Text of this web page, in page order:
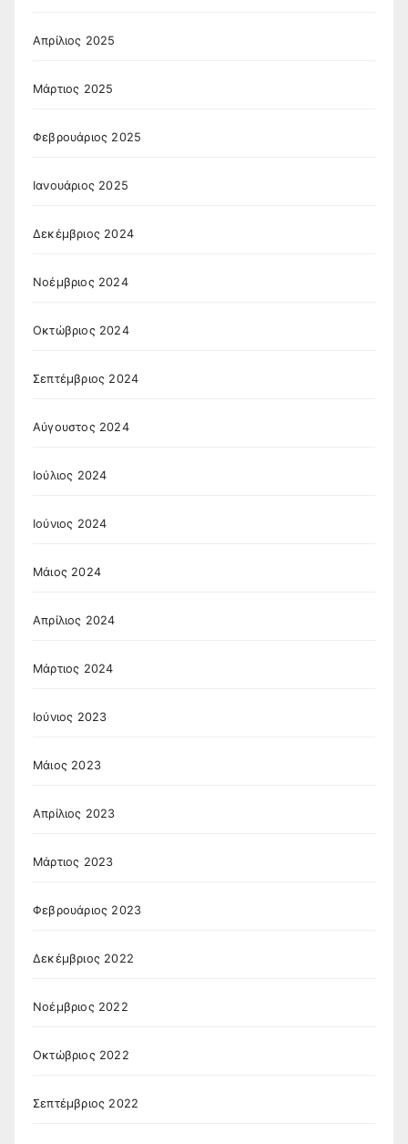
Απρίλιος 2025
Μάρτιος 2025
Φεβρουάριος 2025
Ιανουάριος 2025
Δεκέμβριος 2024
Νοέμβριος 2024
Οκτώβριος 2024
Σεπτέμβριος 2024
Αύγουστος 2024
Ιούλιος 2024
Ιούνιος 2024
Μάιος 2024
Απρίλιος 2024
Μάρτιος 2024
Ιούνιος 2023
Μάιος 2023
Απρίλιος 2023
Μάρτιος 2023
Φεβρουάριος 2023
Δεκέμβριος 2022
Νοέμβριος 2022
Οκτώβριος 2022
Σεπτέμβριος 2022